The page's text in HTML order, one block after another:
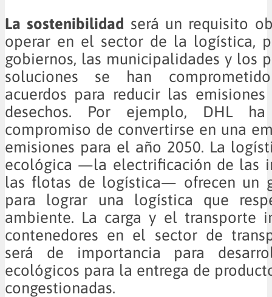
La sostenibilidad será un requisito
operar en el sector de la logística,
gobiernos, las municipalidades y los
soluciones se han
acuerdos para reducir las
desechos. Por ejemplo, DHL
compromiso de convertirse en una
emisiones para el año 2050. La
ecológica —la electrificación de las
las flotas de logística— ofrecen un
para lograr una logística que
ambiente. La carga y el transporte
contenedores en el sector de
será de importancia para
ecológicos para la entrega de
congestionadas.